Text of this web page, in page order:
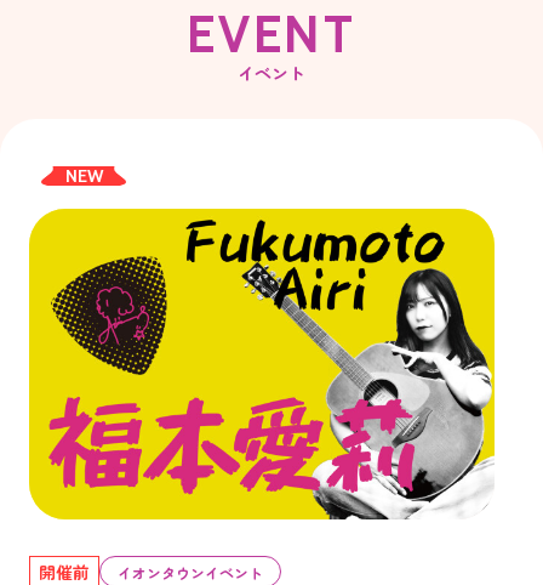
EVENT
イベント
NEW
開催前 イオンタウンイベント